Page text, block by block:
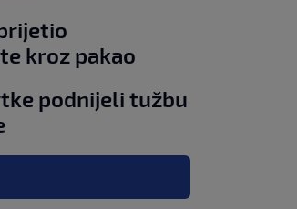
kroz pakao
podnijeli tužbu